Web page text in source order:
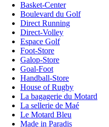
Basket-Center
Boulevard du Golf
Direct Running
Direct-Volley
Espace Golf
Foot-Store
Galop-Store
Goal-Foot
Handball-Store
House of Rugby
La bagagerie du Motard
La sellerie de Maé
Le Motard Bleu
Made in Paradis